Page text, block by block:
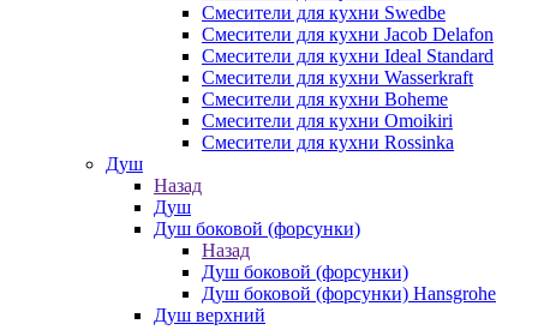
Смесители для кухни Swedbe
Смесители для кухни Jacob Delafon
Смесители для кухни Ideal Standard
Смесители для кухни Wasserkraft
Смесители для кухни Boheme
Смесители для кухни Omoikiri
Смесители для кухни Rossinka
Душ
Назад
Душ
Душ боковой (форсунки)
Назад
Душ боковой (форсунки)
Душ боковой (форсунки) Hansgrohe
Душ верхний